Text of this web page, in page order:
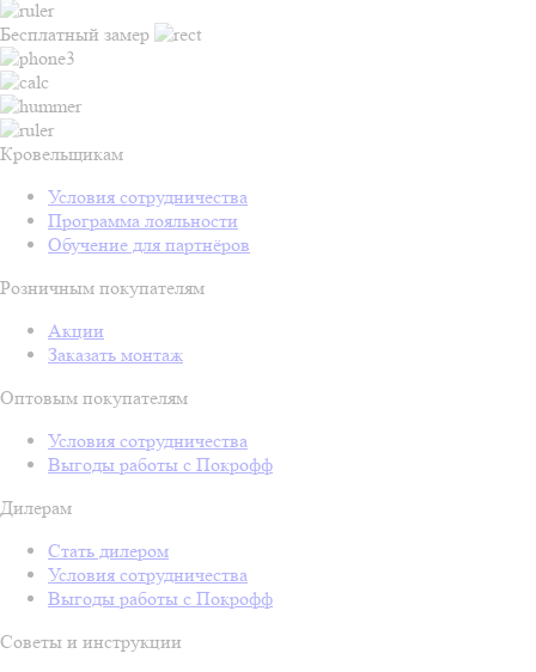
Бесплатный замер
Кровельщикам
Условия сотрудничества
Программа лояльности
Обучение для партнёров
Розничным покупателям
Акции
Заказать монтаж
Оптовым покупателям
Условия сотрудничества
Выгоды работы с Покрофф
Дилерам
Стать дилером
Условия сотрудничества
Выгоды работы с Покрофф
Советы и инструкции